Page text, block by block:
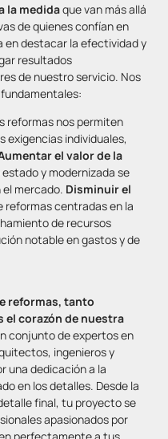
la medidaque van más allá
de quienes confían en
en destacar la efectividad y
resultados
de nuestro servicio. Nos
reformas nos permiten
exigencias individuales,
el valor de la
y modernizada se
mercado. Disminuir el
reformas centradas en la
de recursos
notable en gastos y de
reformas, tanto
el corazón de nuestra
conjunto de expertos en
ingenieros y
una dedicación a la
en los detalles. Desde la
final, tu proyecto se
apasionados por
perfectamente a tus